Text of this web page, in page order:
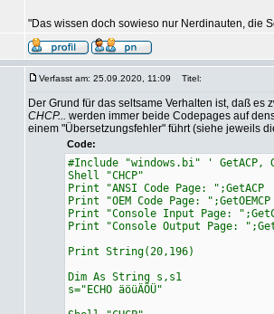
"Das wissen doch sowieso nur Nerdinauten, die
Verfasst am: 25.09.2020, 11:09 Titel:
Der Grund für das seltsame Verhalten ist, daß
CHCP... werden immer beide Codepages auf
einem "Übersetzungsfehler" führt (siehe jeweils
Code:
#Include "windows.bi" ' GetACP,
Shell "CHCP"
Print "ANSI Code Page: ";GetACP
Print "OEM Code Page: ";GetOEMCP
Print "Console Input Page:
Print "Console Output Page:
Print String(20,196)
Dim As String s,s1
s="ECHO äöüÄÖÜ"